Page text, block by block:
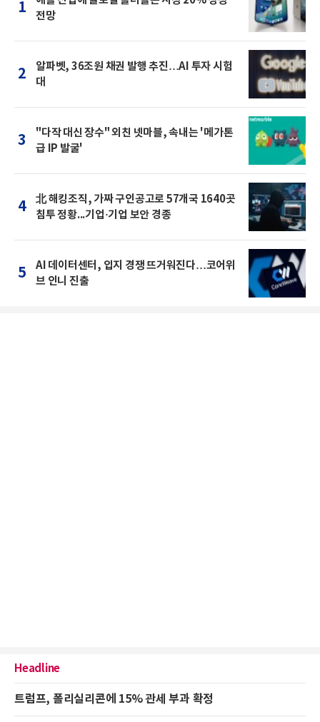
1
전망
2
알파벳, 36조원 채권 발행 추진…AI 투자 시험
대
3
"다작 대신 장수" 외친 넷마블, 속내는 '메가톤
급 IP 발굴'
4
北 해킹조직, 가짜 구인공고로 57개국 1640곳
침투 정황...기업·기업 보안 경종
5
AI 데이터센터, 입지 경쟁 뜨거워진다…코어위
브 인니 진출
Headline
트럼프, 폴리실리콘에 15% 관세 부과 확정